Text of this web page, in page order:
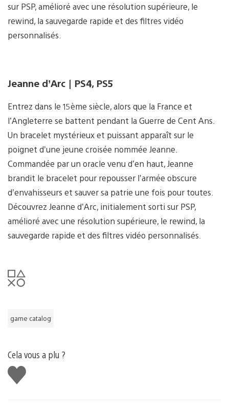
sur PSP, amélioré avec une résolution supérieure, le
rewind, la sauvegarde rapide et des filtres vidéo
personnalisés.
Jeanne d’Arc | PS4, PS5
Entrez dans le 15ème siècle, alors que la France et
l’Angleterre se battent pendant la Guerre de Cent Ans.
Un bracelet mystérieux et puissant apparaît sur le
poignet d’une jeune croisée nommée Jeanne.
Commandée par un oracle venu d’en haut, Jeanne
brandit le bracelet pour repousser l’armée obscure
d’envahisseurs et sauver sa patrie une fois pour toutes.
Découvrez Jeanne d’Arc, initialement sorti sur PSP,
amélioré avec une résolution supérieure, le rewind, la
sauvegarde rapide et des filtres vidéo personnalisés.
game catalog
Cela vous a plu ?
J'aime